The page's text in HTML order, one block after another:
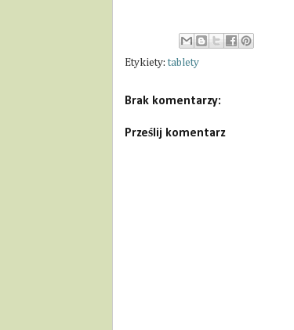
Etykiety: tablety
Brak komentarzy:
Prześlij komentarz